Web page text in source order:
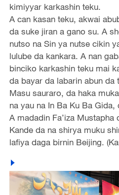
kimiyyar karkashin teku.
A can kasan teku, akwai
da suke jiran a gano su. A
nutso na Sin ya nutse cikin
lulube da kankara. A nan
binciko karkashin teku mai
da bayar da labarin abun da
Masu sauraro, da haka
na yau na In Ba Ku Ba
A madadin Fa’iza Mustapha
Kande da na shirya muku
lafiya daga birnin Beijing.